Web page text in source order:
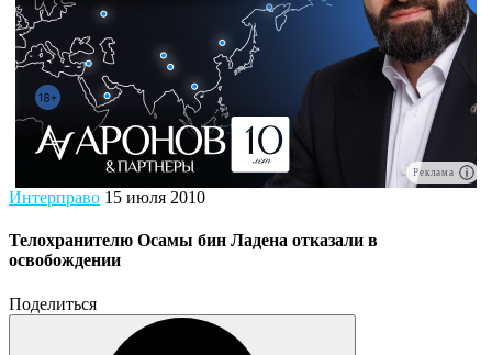
Реклама
Интерправо 15 июля 2010
Телохранителю Осамы бин Ладена отказали в
освобождении
Поделиться